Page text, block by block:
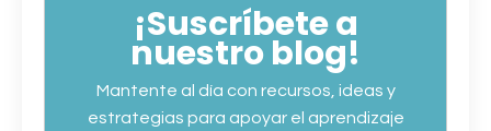
¡Suscríbete a
nuestro blog!
Mantente al día con recursos, ideas y
estrategias para apoyar el aprendizaje